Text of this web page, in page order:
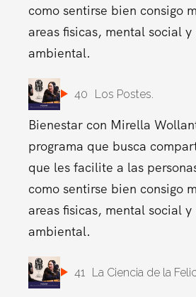
como sentirse bien consigo
areas fisicas, mental social y
ambiental.
40 Los Postes.
Bienestar con Mirella
programa que busca
que les facilite a las
como sentirse bien consigo
areas fisicas, mental social y
ambiental.
41 La Ciencia de la